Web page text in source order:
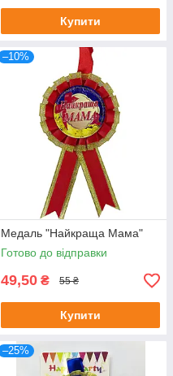
Купити
–10%
Медаль "Найкраща Мама"
Готово до відправки
49,50 ₴ 55 ₴
Купити
–25%